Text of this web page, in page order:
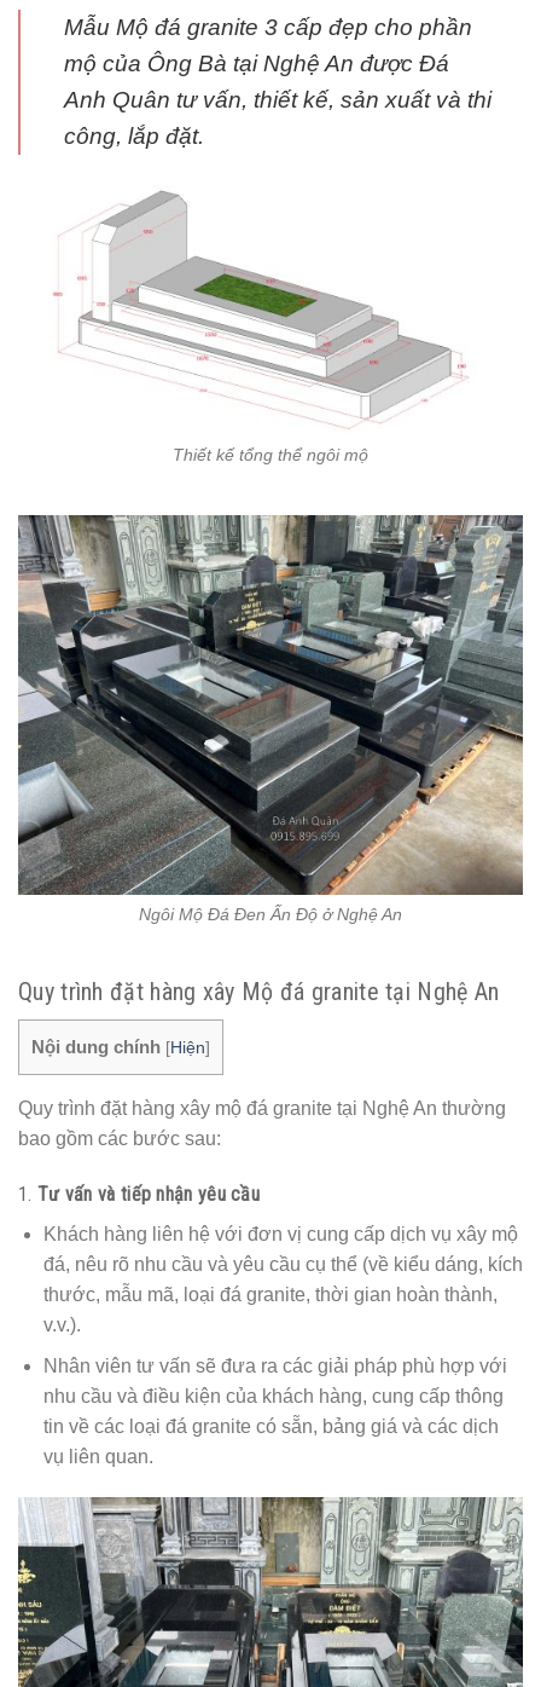
Mẫu Mộ đá granite 3 cấp đẹp cho phần
mộ của Ông Bà tại Nghệ An được Đá
Anh Quân tư vấn, thiết kế, sản xuất và thi
công, lắp đặt.
Thiết kế tổng thể ngôi mộ
Ngôi Mộ Đá Đen Ấn Độ ở Nghệ An
Quy trình đặt hàng xây Mộ đá granite tại Nghệ An
Nội dung chính [Hiện]
Quy trình đặt hàng xây mộ đá granite tại Nghệ An thường
bao gồm các bước sau:
1. Tư vấn và tiếp nhận yêu cầu
Khách hàng liên hệ với đơn vị cung cấp dịch vụ xây mộ
đá, nêu rõ nhu cầu và yêu cầu cụ thể (về kiểu dáng, kích
thước, mẫu mã, loại đá granite, thời gian hoàn thành,
v.v.).
Nhân viên tư vấn sẽ đưa ra các giải pháp phù hợp với
nhu cầu và điều kiện của khách hàng, cung cấp thông
tin về các loại đá granite có sẵn, bảng giá và các dịch
vụ liên quan.